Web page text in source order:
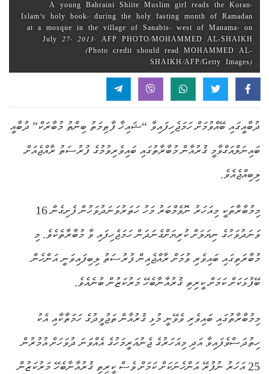
A young Bahraini Shiite Muslim girl reads the Koran,
Islam's holy book, during the holy fasting month of Ramadan
at a mosque in the village of Sanabis, west of Manama, on
July 27, 2013. AFP PHOTO/MOHAMMED AL-SHAIKH
(Photo credit should read MOHAMMED AL-
SHAIKH/AFP/Getty Images)
ދުބާއީގައި ބޭއްވުމަށް ހަމަޖެހިފައިވާ “ޝައިޚާ ފާޠިމަތު ބިންތު މުބާރަކް” ދުބާއީ
ބައިނަލްއަގްވާމީ ޤުރުއާން މުބާރާތުގައި ބައިވެރިވުމުގެ ފުރުސަތު ރާއްޖެއަށް
ލިބިއްޖެއެވެ.
މިމުބާރާތަކީ މިއަހަރު ނޮވެމްބަރު މަހު ހަތަރުވަނަދުވަހުން ފެށިގެން 16
ވަނަދުވަހުގެ ނިޔަލަށް ކުރިޔަށްގެނަދަން ހަމަޖެހިފައި ވާ މުބާރާތެކެވެ. މި
މުބާރަތިގައި ބައިވެރި ވުމަށް ރާއްޖެއިން ފުރުސަތު ލިބިފައިވަނީ އަންހެން
ބޭފުޅަކަށް ކަމަށް ކީރިތި ޤުރުއާނާބެހޭ މަރުކަޒުން ބުނެއެވެ.
މިމުބާރާތުގައި ބައިވެރި ވެވޭނީ މުޅި ޤުރުއާން ތަޖުވީދުގެ ހަމަތާކާއި އެކު
ހިތުދަސްވެފައިވާ އަދި މިއަހަރުގެ ޖެނުއަރީމަހުގެ އެއްވަނަ ދުވަހަށް އުމުރުން
25 އަހަރު ނުފުރޭ އަންހެނަކަށް ކަމަށް ވެސް ކީރިތި ޤުރުއާނާބެހޭ މަރުކަޒުން